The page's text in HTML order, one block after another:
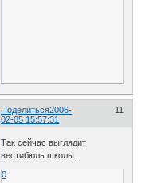
Поделиться 11
2006-
02-05 15:57:31
Так сейчас выглядит
вестибюль школы.
0